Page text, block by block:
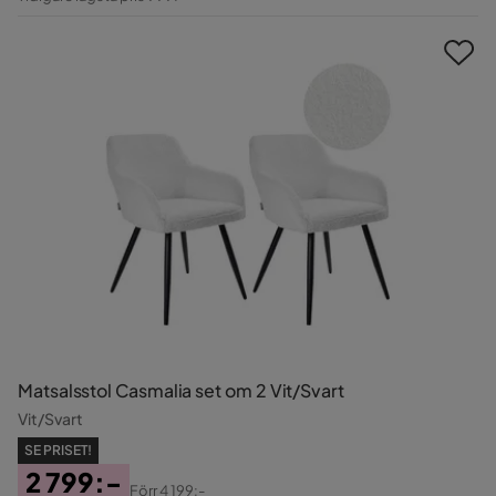
Matsalsstol Casmalia set om 2 Vit/Svart
Vit/Svart
SE PRISET!
2 799:-
Förr4 199:-